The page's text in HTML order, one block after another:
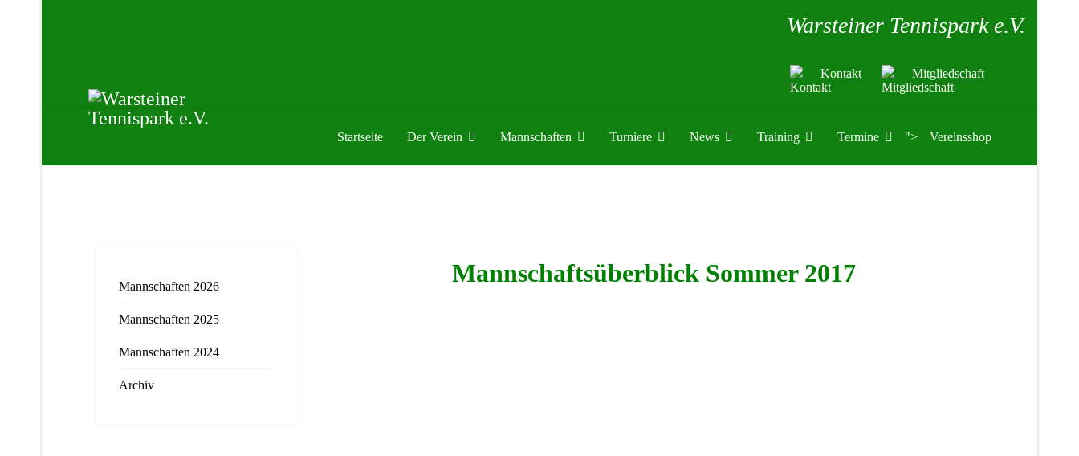
Warsteiner Tennispark e.V.
Kontakt Mitgliedschaft
Startseite Der Verein Mannschaften Turniere News Training Termine "> Vereinsshop
Mannschaften 2026
Mannschaften 2025
Mannschaften 2024
Archiv
Mannschaftsüberblick Sommer 2017